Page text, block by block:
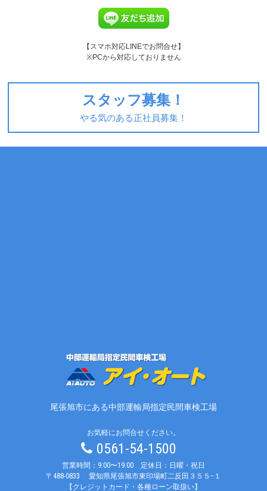
【スマホ対応LINEでお問合せ】
※PCから対応しておりません
スタッフ募集！
やる気のある正社員募集！
尾張旭市にある中部運輸局指定民間車検工場
お気軽にお問合せください。
0561-54-1500
営業時間：9:00〜19:00 定休日：日曜・祝日
〒488-0833
愛知県尾張旭市東印場町二反田３５５−１
【クレジットカード・各種ローン取扱い】